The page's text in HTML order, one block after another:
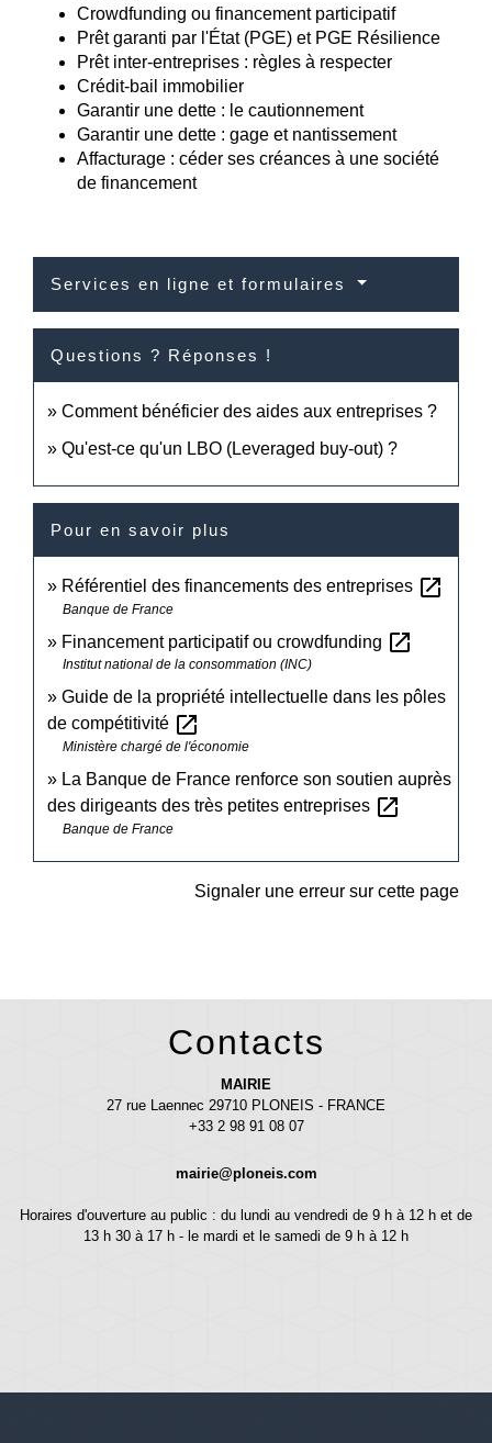
Crowdfunding ou financement participatif
Prêt garanti par l'État (PGE) et PGE Résilience
Prêt inter-entreprises : règles à respecter
Crédit-bail immobilier
Garantir une dette : le cautionnement
Garantir une dette : gage et nantissement
Affacturage : céder ses créances à une société
de financement
Services en ligne et formulaires
Questions ? Réponses !
Comment bénéficier des aides aux entreprises ?
Qu'est-ce qu'un LBO (Leveraged buy-out) ?
Pour en savoir plus
Référentiel des financements des entreprises open_in_new
Banque de France
Financement participatif ou crowdfunding open_in_new
Institut national de la consommation (INC)
Guide de la propriété intellectuelle dans les pôles
de compétitivité open_in_new
Ministère chargé de l'économie
La Banque de France renforce son soutien auprès
des dirigeants des très petites entreprises open_in_new
Banque de France
Signaler une erreur sur cette page
Contacts
MAIRIE
27 rue Laennec 29710 PLONEIS - FRANCE
+33 2 98 91 08 07
mairie@ploneis.com
Horaires d'ouverture au public : du lundi au vendredi de 9 h à 12 h et de
13 h 30 à 17 h - le mardi et le samedi de 9 h à 12 h